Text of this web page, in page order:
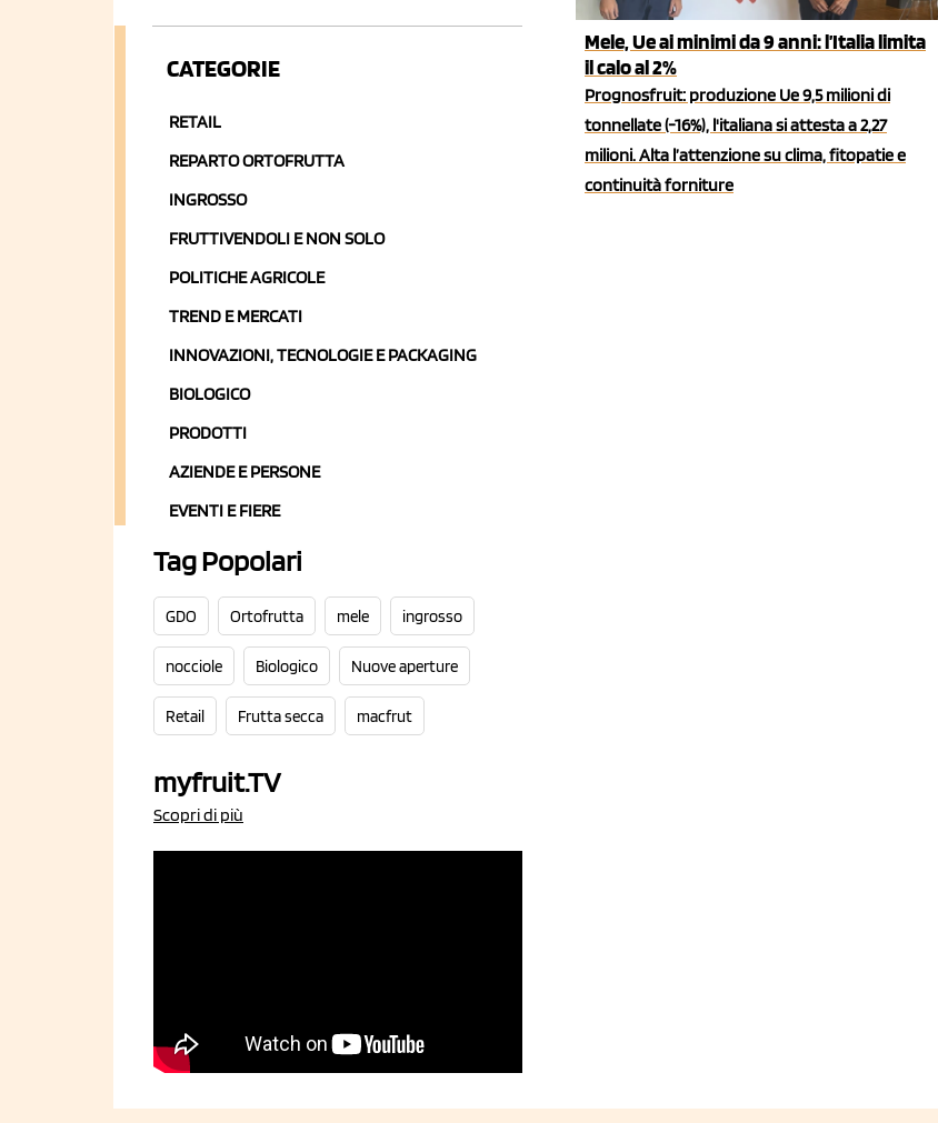
CATEGORIE
RETAIL
REPARTO ORTOFRUTTA
INGROSSO
FRUTTIVENDOLI E NON SOLO
POLITICHE AGRICOLE
TREND E MERCATI
INNOVAZIONI, TECNOLOGIE E PACKAGING
BIOLOGICO
PRODOTTI
AZIENDE E PERSONE
EVENTI E FIERE
Tag Popolari
GDO Ortofrutta mele ingrosso
nocciole Biologico Nuove aperture
Retail Frutta secca macfrut
myfruit.TV
Scopri di più
Mele, Ue ai minimi da 9 anni: l’Italia limita
il calo al 2%
Prognosfruit: produzione Ue 9,5 milioni di
tonnellate (-16%), l'italiana si attesta a 2,27
milioni. Alta l’attenzione su clima, fitopatie e
continuità forniture